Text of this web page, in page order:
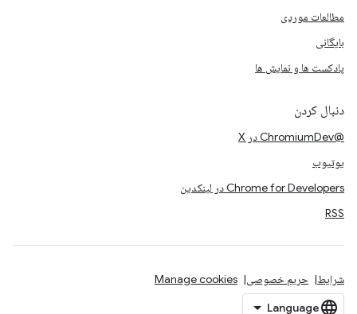
مطالعات موردی
بایگانی
پادکست ها و نمایش ها
دنبال کردن
@ChromiumDev در X
یوتیوب
Chrome for Developers در لینکدین
RSS
شرایط حریم خصوصی Manage cookies